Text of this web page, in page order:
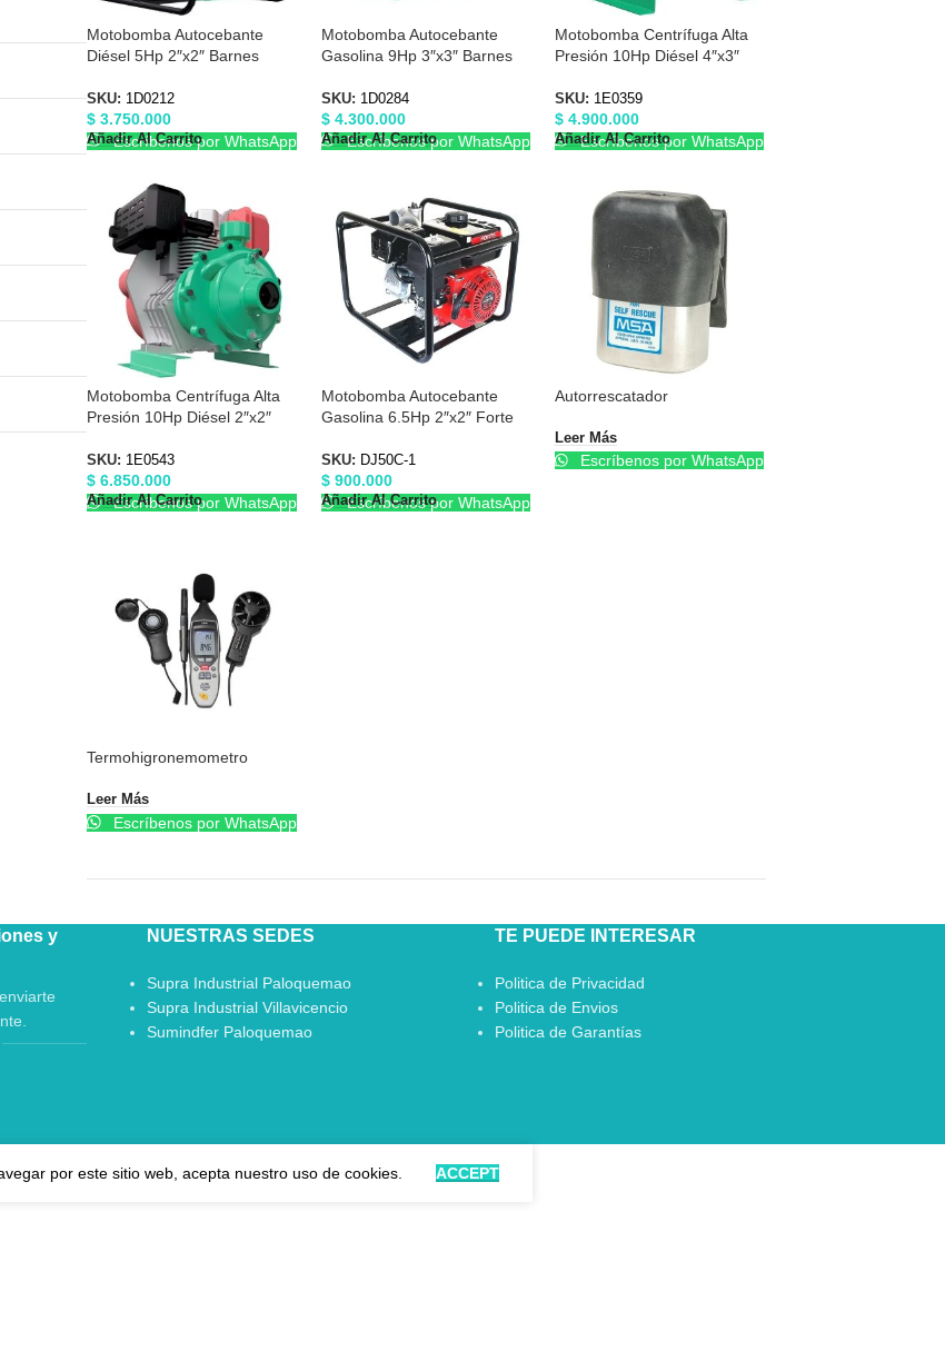
Motobomba Autocebante
Diésel 5Hp 2″x2″ Barnes
SKU: 1D0212
$ 3.750.000
Añadir Al Carrito
Escríbenos por WhatsApp
Motobomba Autocebante
Gasolina 9Hp 3″x3″ Barnes
SKU: 1D0284
$4.300.000
Añadir Al Carrito
Escríbenos por WhatsApp
Motobomba Centrífuga Alta
Presión 10Hp Diésel 4″x3″
SKU: 1E0359
$4.900.000
Añadir Al Carrito
Escríbenos por WhatsApp
Motobomba Centrífuga Alta
Presión 10Hp Diésel 2″x2″
SKU: 1E0543
$ 6.850.000
Añadir Al Carrito
Escríbenos por WhatsApp
Motobomba Autocebante
Gasolina 6.5Hp 2″x2″ Forte
SKU: DJ50C-1
$900.000
Añadir Al Carrito
Escríbenos por WhatsApp
Autorrescatador
Leer Más
Escríbenos por WhatsApp
Termohigronemometro
Leer Más
Escríbenos por WhatsApp
y
NUESTRAS SEDES
Supra Industrial Paloquemao
Supra Industrial Villavicencio
Sumindfer Paloquemao
TE PUEDE INTERESAR
Politica de Privacidad
Politica de Envios
Politica de Garantías
por este sitio web, acepta nuestro uso de cookies. ACCEPT